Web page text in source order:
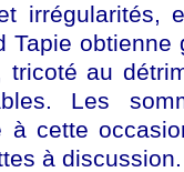
irrégularités,
Tapie obtienne
tricoté au
Les
à cette
à discussion.